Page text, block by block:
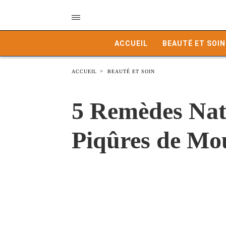
ACCUEIL BEAUTÉ ET SOIN
ACCUEIL BEAUTÉ ET SOIN
5 Remèdes
Piqûres de